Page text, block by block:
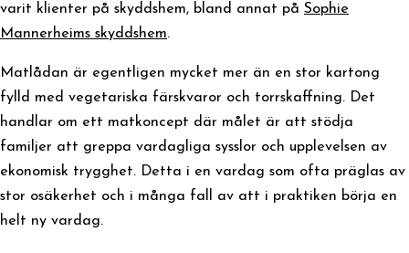
varit klienter på skyddshem, bland annat på Sophie
Mannerheims skyddshem.
Matlådan är egentligen mycket mer än en stor kartong
fylld med vegetariska färskvaror och torrskaffning. Det
handlar om ett matkoncept där målet är att stödja
familjer att greppa vardagliga sysslor och upplevelsen av
ekonomisk trygghet. Detta i en vardag som ofta präglas av
stor osäkerhet och i många fall av att i praktiken börja en
helt ny vardag.